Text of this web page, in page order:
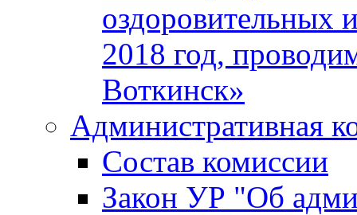
оздоровительных
2018 год,
Воткинск»
Административная
Состав комиссии
Закон УР "Об